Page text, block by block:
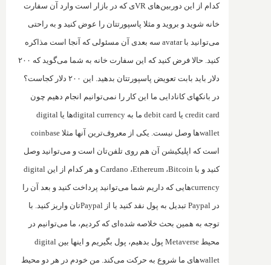
کدام از این دوربین‌های VRی که در بازار است وارد آن سفارت
خانه شوید و بروید و مثلا پاسپورتتان را عوض کنید و به راحتی
می‌توانید باavatar سه بعدی آن مسئولی که آنجا است مذاکره
کنید. حالا فرض کنید که این سفارت خانه به شما می‌گوید که ۲۰۰
دلار باید بابت تعویض پاسپورتتان بدهید. این ‌۲۰۰ دلار کجاست؟
در بانکهای کانادایی ما این کار را نمی‌توانیم انجام دهیم چون
credit card یا debit card ما به digital currencyها یا digital
walletها وصل نیست. یکی از معروف‌ترین آنها مثلا coinbase
است که اپلیکیشن آن هم روی تلفن‌تان است و می‌توانید وصل
کنید و با Bitcoin، Ethereum، Cardano و هر کدام از این digital
currencyهایی که داریم شما می‌توانید پرداخت کنید و بعد آن را
در Paypal تبدیل به پول نقد کنید یا از Paypalتان واریز کنید. با
توجه به همین بحث خلاصه شده‌ای که کردیم، ما می‌توانیم در
محیط‌ Metaverse پول بدهیم، پول بگیریم و اینها بین digital
walletهای ما شروع به حرکت می‌کند. من خودم‌ در هر دو محیط